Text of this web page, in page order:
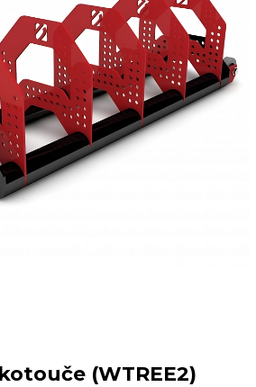
(WTREE2)